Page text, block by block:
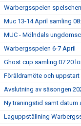
Warbergsspelen
Muc 13-14 April samling
MUC - Mölndals
Warbergsspelen 6-7 April
Ghost cup samling 07:20
Föräldramöte och uppstart
Avslutning av säsongen
Ny träningstid samt datum
Laguppställning